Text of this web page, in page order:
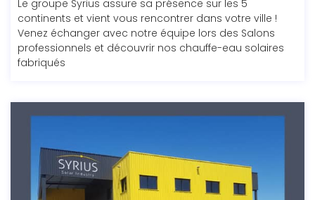
Le groupe Syrius assure sa présence sur les 5
continents et vient vous rencontrer dans votre ville !
Venez échanger avec notre équipe lors des Salons
professionnels et découvrir nos chauffe-eau solaires
fabriqués